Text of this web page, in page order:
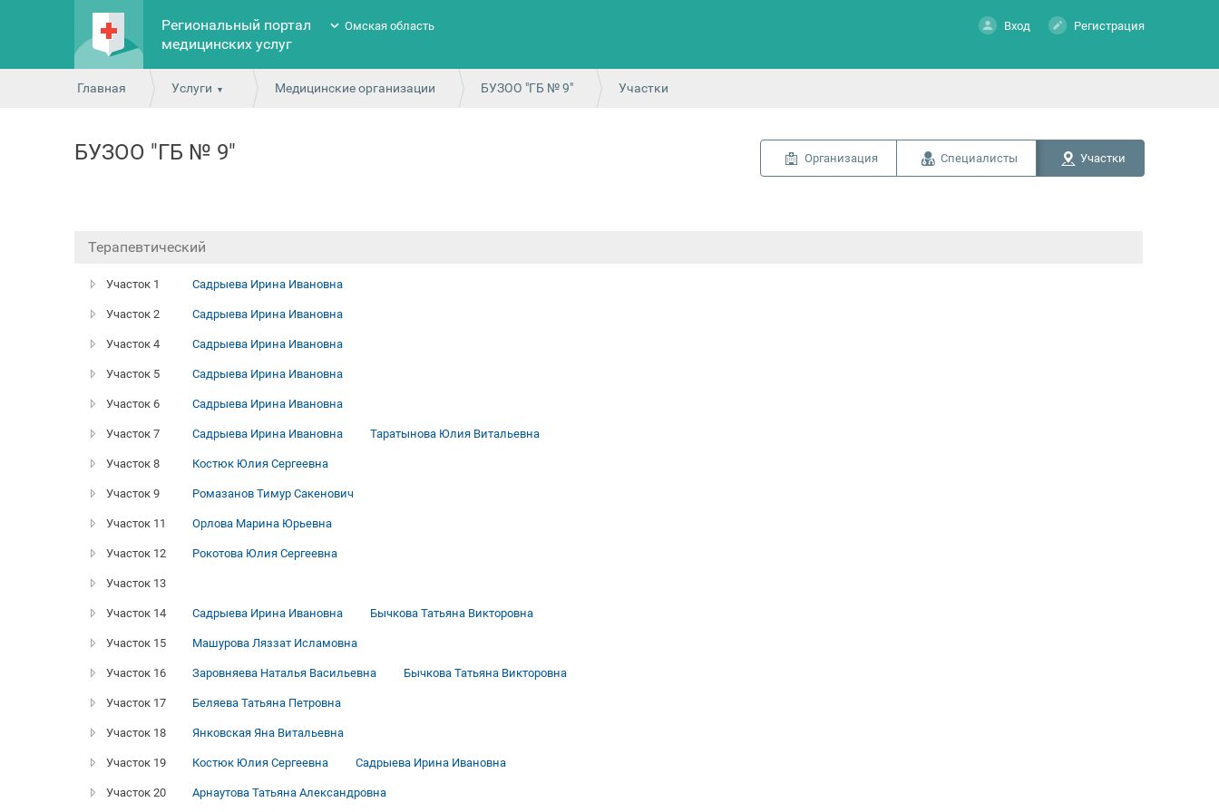
Региональный портал
медицинских услуг
Омская область Вход Регистрация
Главная Услуги Медицинские организации БУЗОО "ГБ № 9" Участки
БУЗОО "ГБ № 9" Организация Специалисты Участки
Терапевтический
Участок 1 Садрыева Ирина Ивановна
Участок 2 Садрыева Ирина Ивановна
Участок 4 Садрыева Ирина Ивановна
Участок 5 Садрыева Ирина Ивановна
Участок 6 Садрыева Ирина Ивановна
Участок 7 Садрыева Ирина Ивановна Таратынова Юлия Витальевна
Участок 8 Костюк Юлия Сергеевна
Участок 9 Ромазанов Тимур Сакенович
Участок 11 Орлова Марина Юрьевна
Участок 12 Рокотова Юлия Сергеевна
Участок 13
Участок 14 Садрыева Ирина Ивановна Бычкова Татьяна Викторовна
Участок 15 Машурова Ляззат Исламовна
Участок 16 Заровняева Наталья Васильевна Бычкова Татьяна Викторовна
Участок 17 Беляева Татьяна Петровна
Участок 18 Янковская Яна Витальевна
Участок 19 Костюк Юлия Сергеевна Садрыева Ирина Ивановна
Участок 20 Арнаутова Татьяна Александровна